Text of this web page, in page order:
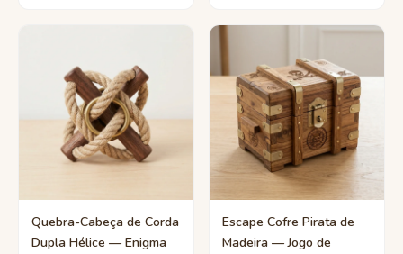
Quebra-Cabeça de Corda
Dupla Hélice — Enigma
Escape Cofre Pirata de
Madeira — Jogo de